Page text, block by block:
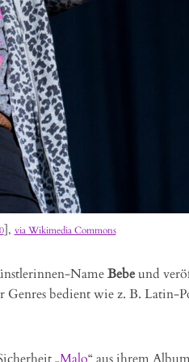
], via Wikimedia Commons
NameBebeund
Genres bedient wie z. B. Latin-